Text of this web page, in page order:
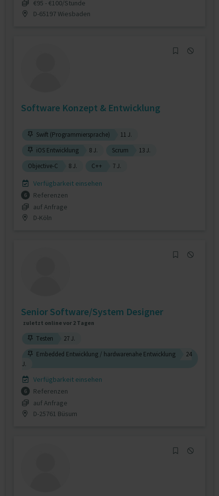
€95 - €100/Stunde
D-65197 Wiesbaden
Software Konzept & Entwicklung
Swift (Programmiersprache)
11 J.
iOS Entwicklung
8 J. Scrum
13 J.
Objective-C
8 J. C++ 7 J.
Verfügbarkeit einsehen
6
Referenzen
auf Anfrage
D-Köln
Senior Software/System Designer
zuletzt online vor 2 Tagen
Testen
27 J.
Embedded Entwicklung / hardwarenahe Entwicklung
24
J.
Verfügbarkeit einsehen
6
Referenzen
auf Anfrage
D-25761 Büsum